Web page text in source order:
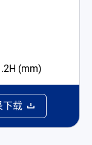
(mm)
下载